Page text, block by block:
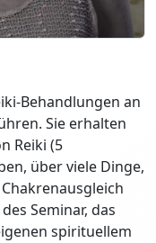
Behandlungen an
Sie erhalten
Reiki (5
über viele Dinge,
Seminar, das
spirituellem